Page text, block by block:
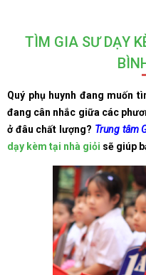
TÌM GIA SƯ DẠY
Quý phụ huynh đang muốn
đang cân nhắc giữa các
ở đâu chất lượng? Trung tâm
dạy kèm tại nhà giỏi sẽ giúp